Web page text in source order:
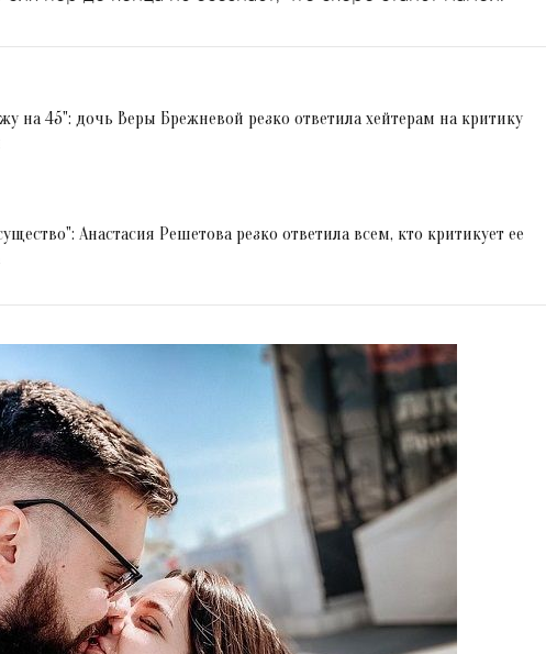
на 45": дочь Веры Брежневой резко ответила хейтерам на критику
Анастасия Решетова резко ответила всем, кто критикует ее